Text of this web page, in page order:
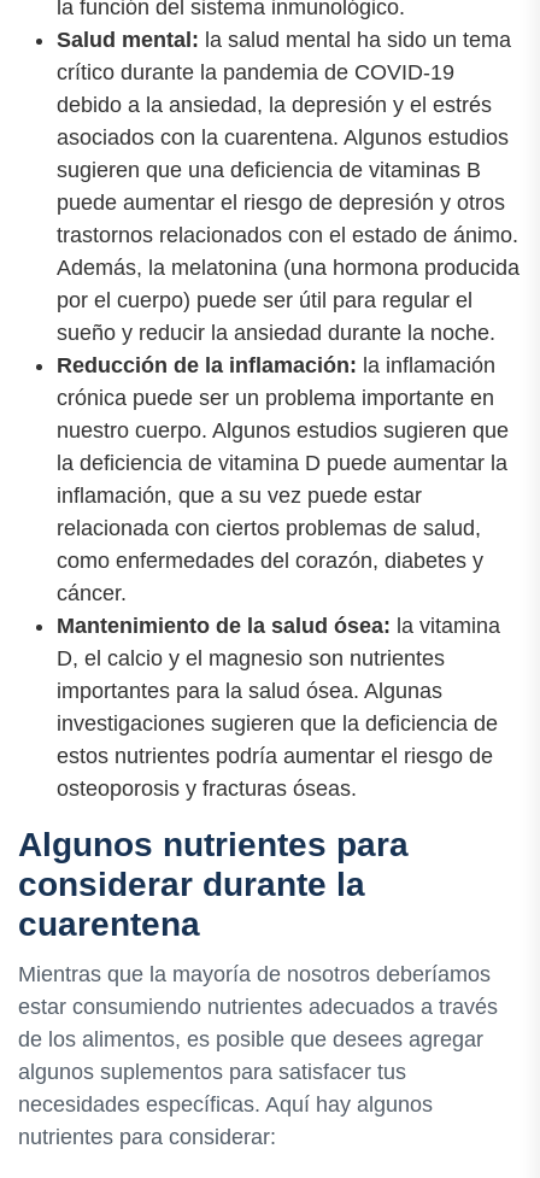
la función del sistema inmunológico.
Salud mental: la salud mental ha sido un tema
crítico durante la pandemia de COVID-19
debido a la ansiedad, la depresión y el estrés
asociados con la cuarentena. Algunos estudios
sugieren que una deficiencia de vitaminas B
puede aumentar el riesgo de depresión y otros
trastornos relacionados con el estado de ánimo.
Además, la melatonina (una hormona producida
por el cuerpo) puede ser útil para regular el
sueño y reducir la ansiedad durante la noche.
Reducción de la inflamación: la inflamación
crónica puede ser un problema importante en
nuestro cuerpo. Algunos estudios sugieren que
la deficiencia de vitamina D puede aumentar la
inflamación, que a su vez puede estar
relacionada con ciertos problemas de salud,
como enfermedades del corazón, diabetes y
cáncer.
Mantenimiento de la salud ósea: la vitamina
D, el calcio y el magnesio son nutrientes
importantes para la salud ósea. Algunas
investigaciones sugieren que la deficiencia de
estos nutrientes podría aumentar el riesgo de
osteoporosis y fracturas óseas.
Algunos nutrientes para
considerar durante la
cuarentena
Mientras que la mayoría de nosotros deberíamos
estar consumiendo nutrientes adecuados a través
de los alimentos, es posible que desees agregar
algunos suplementos para satisfacer tus
necesidades específicas. Aquí hay algunos
nutrientes para considerar: